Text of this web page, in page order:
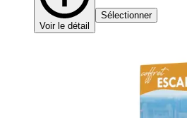
Voir le détail
Sélectionner